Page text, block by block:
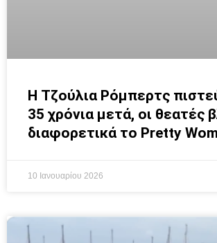
Η Τζούλια Ρόμπερτς
35 χρόνια μετά, οι θεατές
διαφορετικά το Pretty
10 Ιανουαρίου 2026